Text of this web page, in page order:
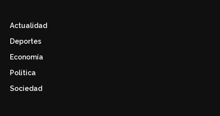
Actualidad
Deportes
Economía
Politica
Sociedad